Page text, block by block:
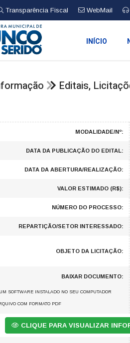
Transparência Fiscal WebMail
INÍCIO
Editais,
MODALIDADE/Nº:
DATA DA PUBLICAÇÃO DO EDITAL:
DATA DA ABERTURA/REALIZAÇÃO:
VALOR ESTIMADO (R$):
NÚMERO DO PROCESSO:
REPARTIÇÃO/SETOR INTERESSADO:
OBJETO DA LICITAÇÃO:
BAIXAR DOCUMENTO:
SOFTWARE INSTALADO NO SEU COMPUTADOR
COM FORMATO PDF
CLIQUE PARA VISUALIZAR